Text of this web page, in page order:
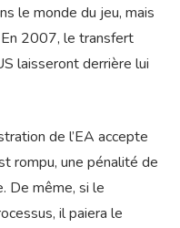
le monde du jeu, mais
En 2007, le transfert
laisseront derrière lui
de l’EA accepte
rompu, une pénalité de
De même, si le
il paiera le